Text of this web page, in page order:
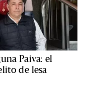
Paiva: el
de lesa